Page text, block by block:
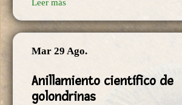
Leer más
Mar 29 Ago.
Anillamiento científico de
golondrinas